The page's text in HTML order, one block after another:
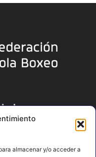
almacenar y/o acceder a